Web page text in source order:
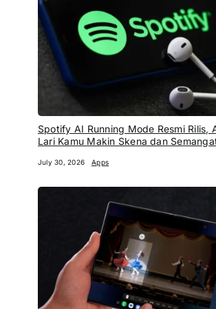
Spotify AI Running Mode Resmi Rilis,
Lari Kamu Makin Skena dan
July 30, 2026 Apps